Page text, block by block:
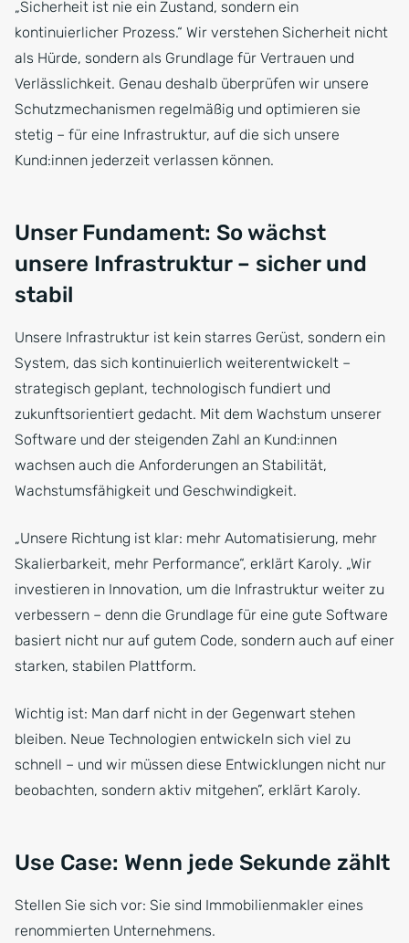
„Sicherheit ist nie ein Zustand, sondern ein
kontinuierlicher Prozess.“ Wir verstehen Sicherheit nicht
als Hürde, sondern als Grundlage für Vertrauen und
Verlässlichkeit. Genau deshalb überprüfen wir unsere
Schutzmechanismen regelmäßig und optimieren sie
stetig – für eine Infrastruktur, auf die sich unsere
Kund:innen jederzeit verlassen können.
Unser Fundament: So wächst
unsere Infrastruktur – sicher und
stabil
Unsere Infrastruktur ist kein starres Gerüst, sondern ein
System, das sich kontinuierlich weiterentwickelt –
strategisch geplant, technologisch fundiert und
zukunftsorientiert gedacht. Mit dem Wachstum unserer
Software und der steigenden Zahl an Kund:innen
wachsen auch die Anforderungen an Stabilität,
Wachstumsfähigkeit und Geschwindigkeit.
„Unsere Richtung ist klar: mehr Automatisierung, mehr
Skalierbarkeit, mehr Performance“, erklärt Karoly. „Wir
investieren in Innovation, um die Infrastruktur weiter zu
verbessern – denn die Grundlage für eine gute Software
basiert nicht nur auf gutem Code, sondern auch auf einer
starken, stabilen Plattform.
Wichtig ist: Man darf nicht in der Gegenwart stehen
bleiben. Neue Technologien entwickeln sich viel zu
schnell – und wir müssen diese Entwicklungen nicht nur
beobachten, sondern aktiv mitgehen”, erklärt Karoly.
Use Case: Wenn jede Sekunde zählt
Stellen Sie sich vor: Sie sind Immobilienmakler eines
renommierten Unternehmens.